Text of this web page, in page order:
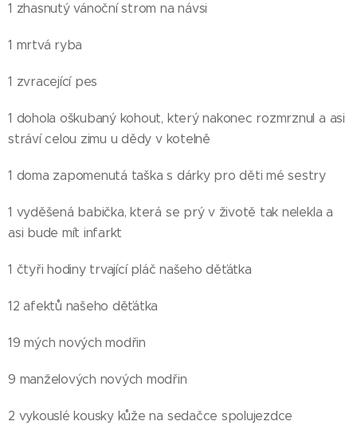
1 zhasnutý vánoční strom na návsi
1 mrtvá ryba
1 zvracející pes
1 dohola oškubaný kohout, který nakonec rozmrznul a asi
stráví celou zimu u dědy v kotelně
1 doma zapomenutá taška s dárky pro děti mé sestry
1 vyděšená babička, která se prý v životě tak nelekla a
asi bude mít infarkt
1 čtyři hodiny trvající pláč našeho děťátka
12 afektů našeho děťátka
19 mých nových modřin
9 manželových nových modřin
2 vykouslé kousky kůže na sedačce spolujezdce